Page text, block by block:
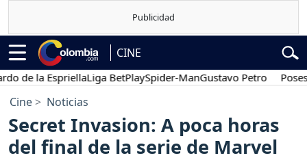
CINE
la EspriellaLiga BetPlaySpider-ManGustavo Petro Posesión
Cine Noticias
Secret Invasion: A poca horas
del final de la serie de Marvel